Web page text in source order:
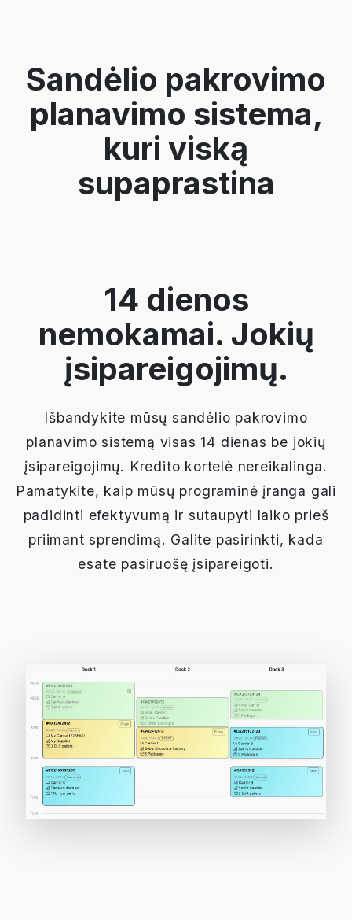
Sandėlio pakrovimo
planavimo sistema,
kuri viską
supaprastina
14 dienos
nemokamai. Jokių
įsipareigojimų.
Išbandykite mūsų sandėlio pakrovimo
planavimo sistemą visas 14 dienas be jokių
įsipareigojimų. Kredito kortelė nereikalinga.
Pamatykite, kaip mūsų programinė įranga gali
padidinti efektyvumą ir sutaupyti laiko prieš
priimant sprendimą. Galite pasirinkti, kada
esate pasiruošę įsipareigoti.